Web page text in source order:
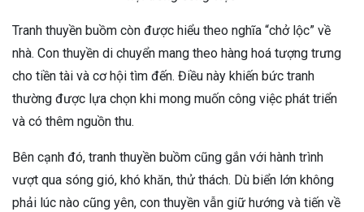
Tranh thuyền buồm còn được hiểu theo nghĩa “chở lộc” về
nhà. Con thuyền di chuyển mang theo hàng hoá tượng trưng
cho tiền tài và cơ hội tìm đến. Điều này khiến bức tranh
thường được lựa chọn khi mong muốn công việc phát triển
và có thêm nguồn thu.
Bên cạnh đó, tranh thuyền buồm cũng gắn với hành trình
vượt qua sóng gió, khó khăn, thử thách. Dù biển lớn không
phải lúc nào cũng yên, con thuyền vẫn giữ hướng và tiến về